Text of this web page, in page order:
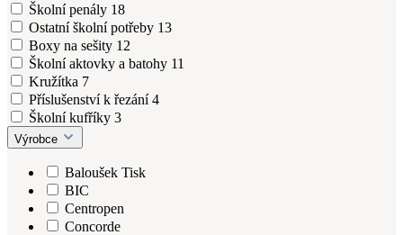
Školní penály 18
Ostatní školní potřeby 13
Boxy na sešity 12
Školní aktovky a batohy 11
Kružítka 7
Příslušenství k řezání4
Školní kufříky 3
Výrobce
Baloušek Tisk
BIC
Centropen
Concorde